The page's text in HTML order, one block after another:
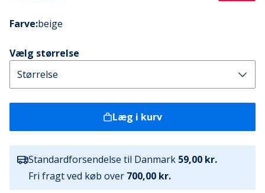
Farve:beige
Vælg størrelse
Læg i kurv
Standardforsendelse til Danmark 59,00 kr.
Fri fragt ved køb over 700,00 kr.